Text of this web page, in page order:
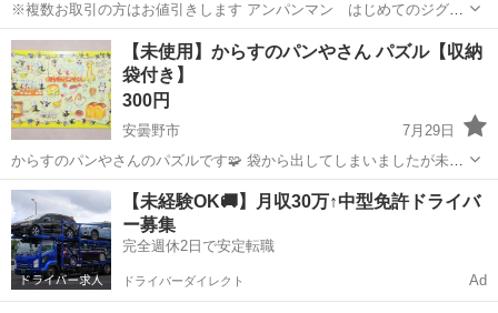
※複数お取引の方はお値引きします アンパンマン はじめてのジグソ
ーパズル ステップ1、ステップ3 アンパンマンのパズル2種類です。 箱
にややダメージあります。 ピースは比較的綺麗かと思います。全て揃
っています。 引き渡...
長野 須坂市 北須坂駅 パズル
【未使用】からすのパンやさん パズル【収納
袋付き】
300円
安曇野市
7月29日
からすのパンやさんのパズルです🧩 袋から出してしまいましたが未使
用品です。 サイズは26×37.5cm、ピース数は48ピースです。 写真４枚
目の収納袋もお付けします。 飾ってもとてもかわいい柄のパズルで
す、ぜひいかがでしょ...
長野 安曇野市 パズル
【未経験OK🚚】月収30万↑中型免許ドライバ
ー募集
完全週休2日で安定転職
ドライバーダイレクト Ad